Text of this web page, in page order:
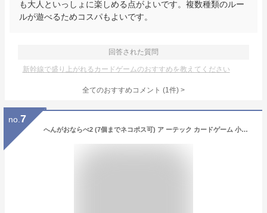
も大人といっしょに楽しめる点がよいです。複数種類のルー
ルが遊べるためコスパもよいです。
回答された質問
新幹線で盛り上がれるカードゲームのおすすめを教えてください
全てのおすすめコメント (1件) >
no. 7
へんがおならべ2 (7個までネコポス可) ア ーテック カードゲーム 小学生 幼稚園 保育園 子ども おもしろ お正月 えあわせ 絵合わせ 変顔